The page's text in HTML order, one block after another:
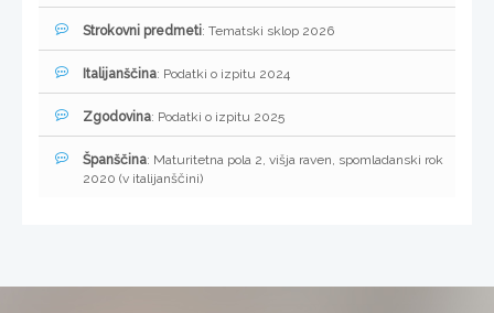
Strokovni predmeti: Tematski sklop 2026
Italijanščina: Podatki o izpitu 2024
Zgodovina: Podatki o izpitu 2025
Španščina: Maturitetna pola 2, višja raven, spomladanski rok
2020 (v italijanščini)